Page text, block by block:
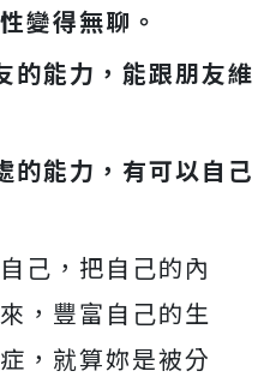
變得無聊。
的能力，能跟朋友維
的能力，有可以自己
己，把自己的內
，豐富自己的生
，就算妳是被分